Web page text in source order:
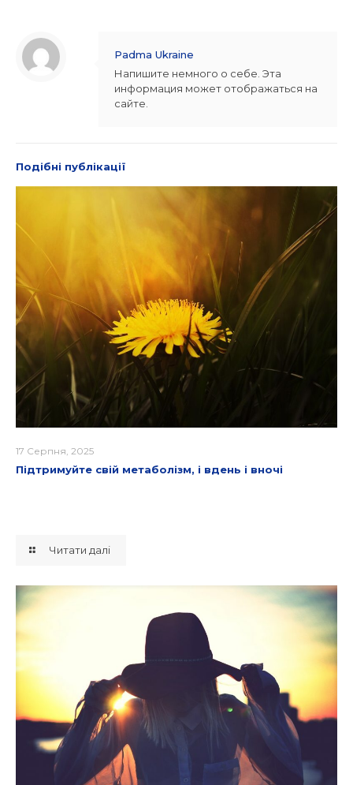
Padma Ukraine
Напишите немного о себе. Эта
информация может отображаться на
сайте.
Подібні публікації
17 Серпня, 2025
Підтримуйте свій метаболізм, і вдень і вночі
Читати далі